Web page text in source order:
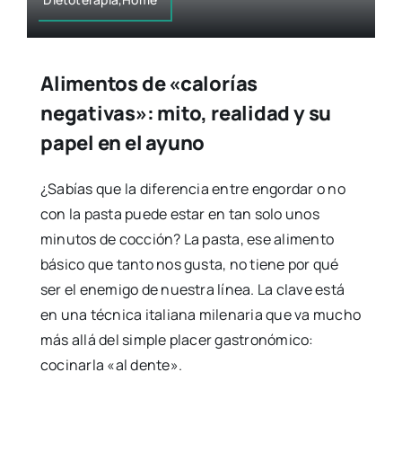
Alimentos de «calorías
negativas»: mito, realidad y su
papel en el ayuno
¿Sabías que la diferencia entre engordar o no
con la pasta puede estar en tan solo unos
minutos de cocción? La pasta, ese alimento
básico que tanto nos gusta, no tiene por qué
ser el enemigo de nuestra línea. La clave está
en una técnica italiana milenaria que va mucho
más allá del simple placer gastronómico:
cocinarla «al dente».